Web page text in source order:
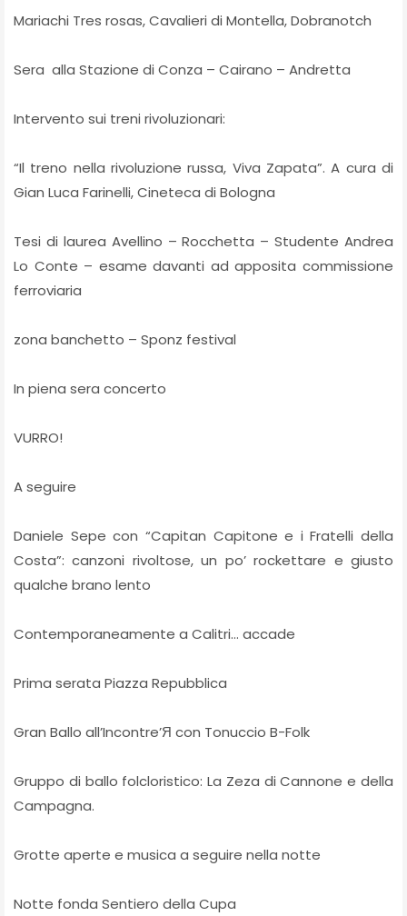
Mariachi Tres rosas, Cavalieri di Montella, Dobranotch
Sera alla Stazione di Conza – Cairano – Andretta
Intervento sui treni rivoluzionari:
“Il treno nella rivoluzione russa, Viva Zapata”. A cura di
Gian Luca Farinelli, Cineteca di Bologna
Tesi di laurea Avellino – Rocchetta – Studente Andrea
Lo Conte – esame davanti ad apposita commissione
ferroviaria
zona banchetto – Sponz festival
In piena sera concerto
VURRO!
A seguire
Daniele Sepe con “Capitan Capitone e i Fratelli della
Costa”: canzoni rivoltose, un po’ rockettare e giusto
qualche brano lento
Contemporaneamente a Calitri… accade
Prima serata Piazza Repubblica
Gran Ballo all’Incontre’Я con Tonuccio B-Folk
Gruppo di ballo folcloristico: La Zeza di Cannone e della
Campagna.
Grotte aperte e musica a seguire nella notte
Notte fonda Sentiero della Cupa